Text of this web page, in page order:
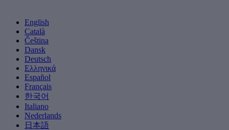
English
Català
Čeština
Dansk
Deutsch
Ελληνικά
Español
Français
한국어
Italiano
Nederlands
日本語